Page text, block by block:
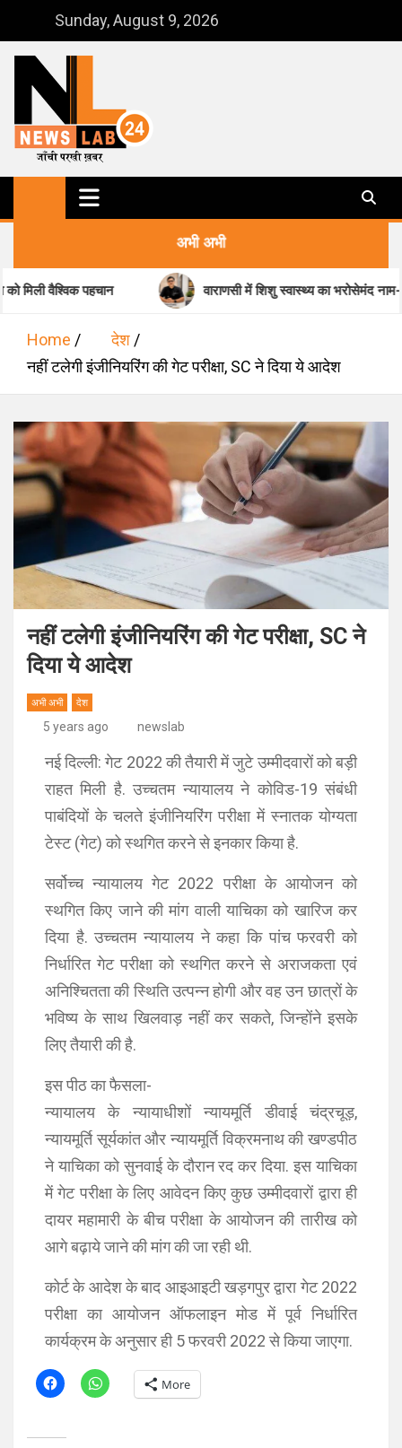
content
Sunday, August 9, 2026
NewsLab24
जाँची परखी ख़बर
अभी अभी
पहचान वाराणसी में शिशु स्वास्थ्य का भरोसेमंद नाम-डॉ. मधुकर पांडेय
Home
देश
नहीं टलेगी इंजीनियरिंग की गेट परीक्षा, SC ने दिया ये आदेश
नहीं टलेगी इंजीनियरिंग की गेट परीक्षा, SC ने
दिया ये आदेश
अभी अभी देश
5 years ago newslab
नई दिल्ली: गेट 2022 की तैयारी में जुटे उम्मीदवारों को बड़ी
राहत मिली है. उच्चतम न्यायालय ने कोविड-19 संबंधी
पाबंदियों के चलते इंजीनियरिंग परीक्षा में स्नातक योग्यता
टेस्ट (गेट) को स्थगित करने से इनकार किया है.
सर्वोच्च न्यायालय गेट 2022 परीक्षा के आयोजन को
स्थगित किए जाने की मांग वाली याचिका को खारिज कर
दिया है. उच्चतम न्यायालय ने कहा कि पांच फरवरी को
निर्धारित गेट परीक्षा को स्थगित करने से अराजकता एवं
अनिश्चितता की स्थिति उत्पन्न होगी और वह उन छात्रों के
भविष्य के साथ खिलवाड़ नहीं कर सकते, जिन्होंने इसके
लिए तैयारी की है.
इस पीठ का फैसला-
न्यायालय के न्यायाधीशों न्यायमूर्ति डीवाई चंद्रचूड़,
न्यायमूर्ति सूर्यकांत और न्यायमूर्ति विक्रमनाथ की खण्डपीठ
ने याचिका को सुनवाई के दौरान रद कर दिया. इस याचिका
में गेट परीक्षा के लिए आवेदन किए कुछ उम्मीदवारों द्वारा ही
दायर महामारी के बीच परीक्षा के आयोजन की तारीख को
आगे बढ़ाये जाने की मांग की जा रही थी.
कोर्ट के आदेश के बाद आइआइटी खड़गपुर द्वारा गेट 2022
परीक्षा का आयोजन ऑफलाइन मोड में पूर्व निर्धारित
कार्यक्रम के अनुसार ही 5 फरवरी 2022 से किया जाएगा.
More